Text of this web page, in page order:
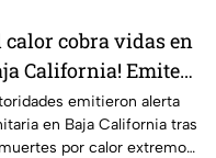
calor cobra vidas en
California! Emiten
tras 10 muertes
altas temperaturas
emitieron alerta
en Baja California tras
por calor extremo